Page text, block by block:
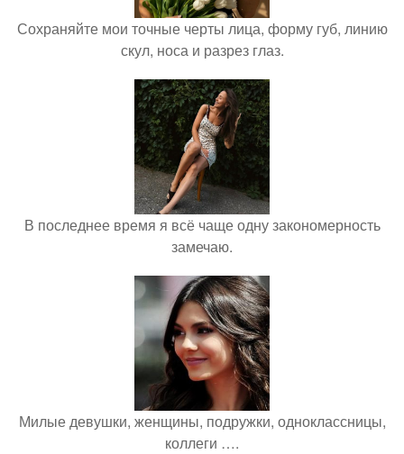
Сохраняйте мои точные черты лица, форму губ, линию
скул, носа и разрез глаз.
В последнее время я всё чаще одну закономерность
замечаю.
Милые девушки, женщины, подружки, одноклассницы,
коллеги ….